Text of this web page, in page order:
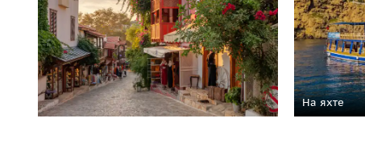
На яхте